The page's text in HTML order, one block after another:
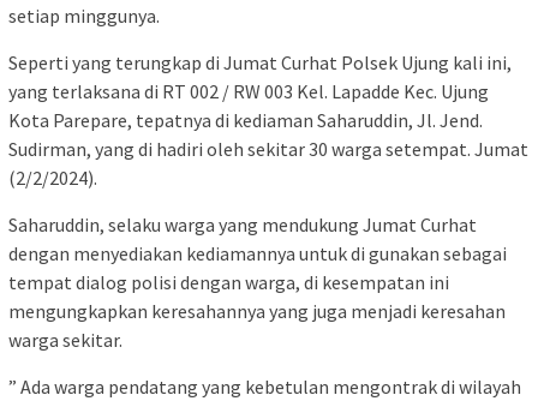
setiap minggunya.
Seperti yang terungkap di Jumat Curhat Polsek Ujung kali ini,
yang terlaksana di RT 002 / RW 003 Kel. Lapadde Kec. Ujung
Kota Parepare, tepatnya di kediaman Saharuddin, Jl. Jend.
Sudirman, yang di hadiri oleh sekitar 30 warga setempat. Jumat
(2/2/2024).
Saharuddin, selaku warga yang mendukung Jumat Curhat
dengan menyediakan kediamannya untuk di gunakan sebagai
tempat dialog polisi dengan warga, di kesempatan ini
mengungkapkan keresahannya yang juga menjadi keresahan
warga sekitar.
” Ada warga pendatang yang kebetulan mengontrak di wilayah